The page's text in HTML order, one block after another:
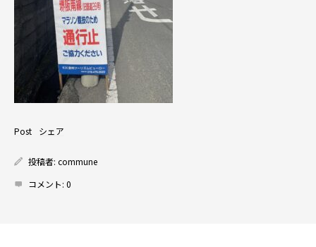
Post シェア
投稿者: commune
コメント: 0